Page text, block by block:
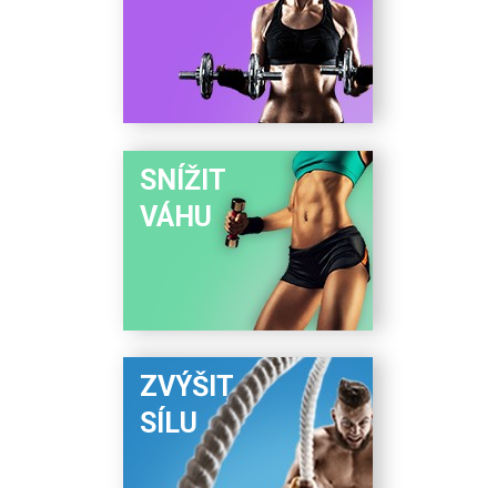
SNÍŽIT
VÁHU
ZVÝŠIT
SÍLU